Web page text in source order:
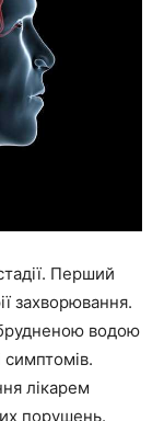
Перший
захворювання.
водою
лікарем
порушень.